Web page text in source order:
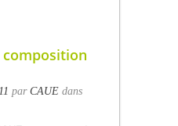
par CAUE dans